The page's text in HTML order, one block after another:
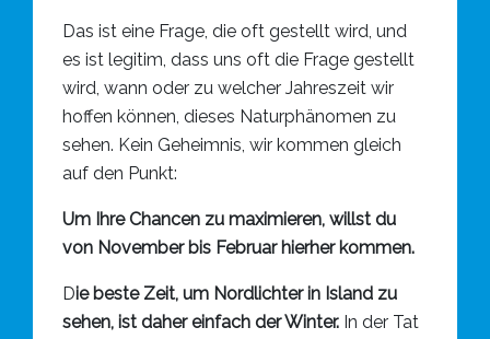
Das ist eine Frage, die oft gestellt wird, und
es ist legitim, dass uns oft die Frage gestellt
wird, wann oder zu welcher Jahreszeit wir
hoffen können, dieses Naturphänomen zu
sehen. Kein Geheimnis, wir kommen gleich
auf den Punkt:
Um Ihre Chancen zu maximieren, willst du
von November bis Februar hierher kommen.
Die beste Zeit, um Nordlichter in Island zu
sehen, ist daher einfach der Winter. In der Tat